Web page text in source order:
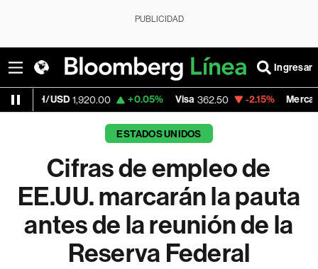
PUBLICIDAD
Ingresar
1,920.00 +0.05% Visa 362.50 -2.15% MercadoLibre
ESTADOS UNIDOS
Cifras de empleo de
EE.UU. marcarán la pauta
antes de la reunión de la
Reserva Federal